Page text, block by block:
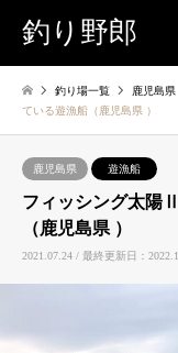
釣り野郎
釣り場一覧 鹿児島県
ている遊漁船（鹿児島県 ）
鹿児島県 遊漁船
フィッシング太陽
（鹿児島県 ）
2021.07.24 / 最終更新日：